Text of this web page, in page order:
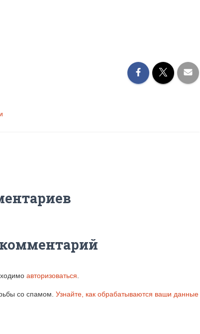
авторизоваться.
со спамом. Узнайте, как обрабатываются ваши данные